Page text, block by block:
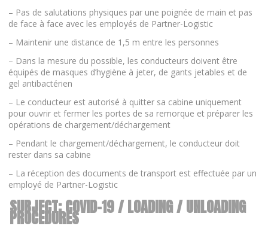
– Pas de salutations physiques par une poignée de main et pas
de face à face avec les employés de Partner-Logistic
– Maintenir une distance de 1,5 m entre les personnes
– Dans la mesure du possible, les conducteurs doivent être
équipés de masques d’hygiène à jeter, de gants jetables et de
gel antibactérien
– Le conducteur est autorisé à quitter sa cabine uniquement
pour ouvrir et fermer les portes de sa remorque et préparer les
opérations de chargement/déchargement
– Pendant le chargement/déchargement, le conducteur doit
rester dans sa cabine
– La réception des documents de transport est effectuée par un
employé de Partner-Logistic
SUBJECT: COVID-19 / LOADING / UNLOADING
PROCEDURES